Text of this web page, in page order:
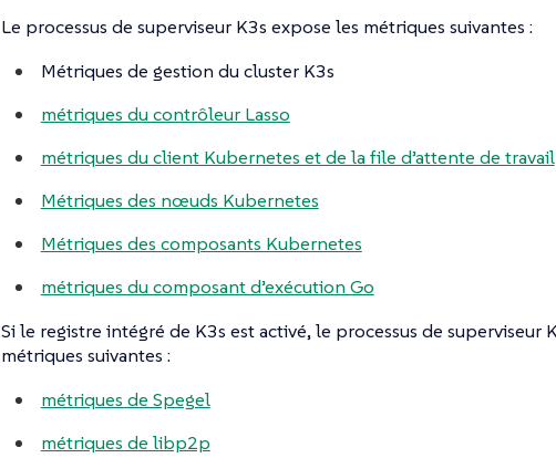
Le processus de superviseur K3s expose les métriques suivantes :
Métriques de gestion du cluster K3s
métriques du contrôleur Lasso
métriques du client Kubernetes et de la file d’attente de travail
Métriques des nœuds Kubernetes
Métriques des composants Kubernetes
métriques du composant d’exécution Go
Si le registre intégré de K3s est activé, le processus de superviseur
métriques suivantes :
métriques de Spegel
métriques de libp2p